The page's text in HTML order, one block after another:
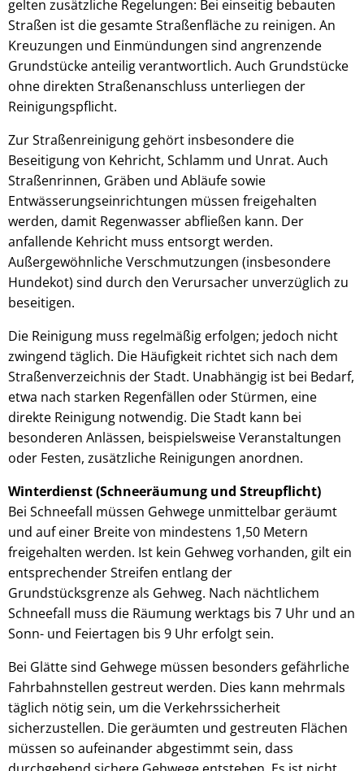
gelten zusätzliche Regelungen: Bei einseitig bebauten
Straßen ist die gesamte Straßenfläche zu reinigen. An
Kreuzungen und Einmündungen sind angrenzende
Grundstücke anteilig verantwortlich. Auch Grundstücke
ohne direkten Straßenanschluss unterliegen der
Reinigungspflicht.
Zur Straßenreinigung gehört insbesondere die
Beseitigung von Kehricht, Schlamm und Unrat. Auch
Straßenrinnen, Gräben und Abläufe sowie
Entwässerungseinrichtungen müssen freigehalten
werden, damit Regenwasser abfließen kann. Der
anfallende Kehricht muss entsorgt werden.
Außergewöhnliche Verschmutzungen (insbesondere
Hundekot) sind durch den Verursacher unverzüglich zu
beseitigen.
Die Reinigung muss regelmäßig erfolgen; jedoch nicht
zwingend täglich. Die Häufigkeit richtet sich nach dem
Straßenverzeichnis der Stadt. Unabhängig ist bei Bedarf,
etwa nach starken Regenfällen oder Stürmen, eine
direkte Reinigung notwendig. Die Stadt kann bei
besonderen Anlässen, beispielsweise Veranstaltungen
oder Festen, zusätzliche Reinigungen anordnen.
Winterdienst (Schneeräumung und Streupflicht)
Bei Schneefall müssen Gehwege unmittelbar geräumt
und auf einer Breite von mindestens 1,50 Metern
freigehalten werden. Ist kein Gehweg vorhanden, gilt ein
entsprechender Streifen entlang der
Grundstücksgrenze als Gehweg. Nach nächtlichem
Schneefall muss die Räumung werktags bis 7 Uhr und an
Sonn- und Feiertagen bis 9 Uhr erfolgt sein.
Bei Glätte sind Gehwege müssen besonders gefährliche
Fahrbahnstellen gestreut werden. Dies kann mehrmals
täglich nötig sein, um die Verkehrssicherheit
sicherzustellen. Die geräumten und gestreuten Flächen
müssen so aufeinander abgestimmt sein, dass